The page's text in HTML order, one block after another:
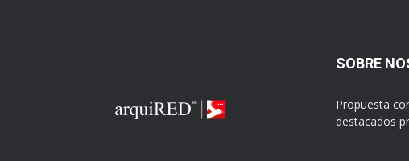
SOBRE
Propuesta
destacados